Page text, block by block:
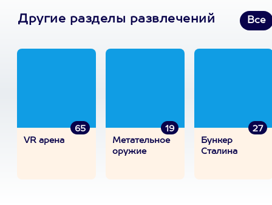
Другие разделы развлечений Все
65
VR арена
19
Метательное
оружие
27
Бункер
Сталина